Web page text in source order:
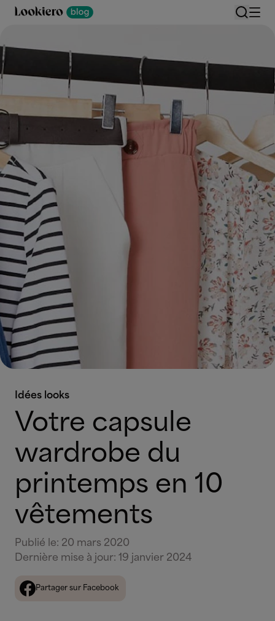
Idées looks
Votre capsule
wardrobe du
printemps en 10
vêtements
Publié le: 20 mars 2020
Dernière mise à jour: 19 janvier 2024
Partager sur Facebook